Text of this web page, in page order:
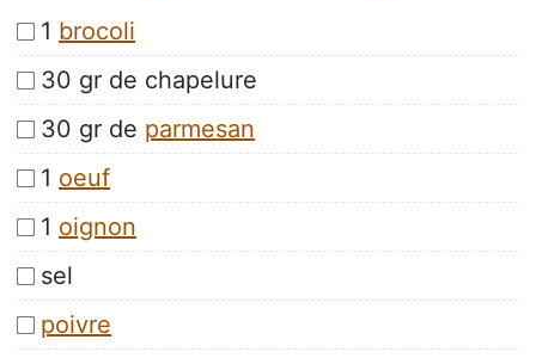
1 brocoli
30 gr de chapelure
30 gr de parmesan
1 oeuf
1 oignon
sel
poivre